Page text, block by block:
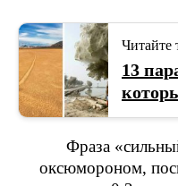
Читайте
13
Фраза
оксюмороном,